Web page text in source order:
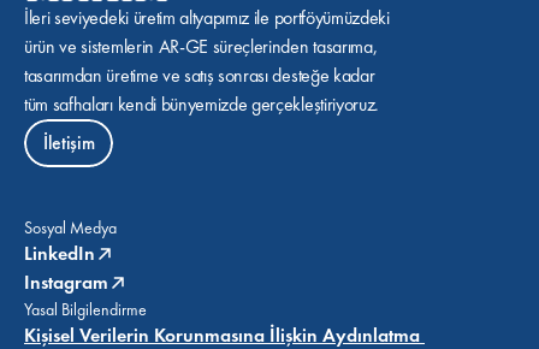
İleri seviyedeki üretim altyapımız ile portföyümüzdeki
ürün ve sistemlerin AR-GE süreçlerinden tasarıma,
tasarımdan üretime ve satış sonrası desteğe kadar
tüm safhaları kendi bünyemizde gerçekleştiriyoruz.
İletişim
Sosyal Medya
LinkedIn
Instagram
Yasal Bilgilendirme
Kişisel Verilerin Korunmasına İlişkin Aydınlatma